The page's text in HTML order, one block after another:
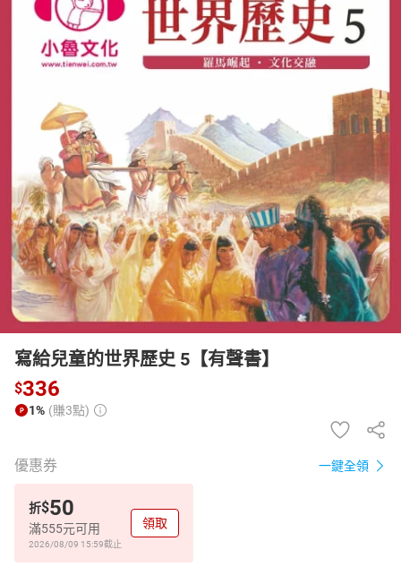
居家生活 3C家電 運動休閒 親子玩具
女裝 男裝 化妝保養 情趣用品
日本購物 電子/紙本書
HOT
寫給兒童的世界歷史 5【有聲書】
$336
1% (賺3點)
優惠券 一鍵全領
折$50
滿555元可用
2026/08/09 15:59截止
領取